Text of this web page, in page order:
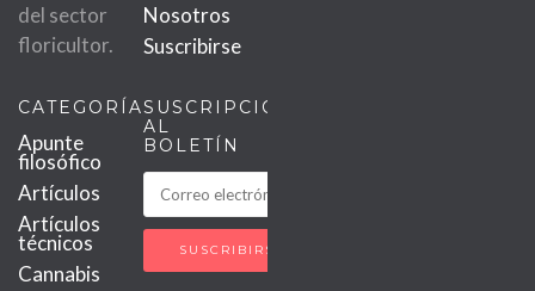
del sector
floricultor.
Nosotros
Suscribirse
CATEGORÍAS
Apunte
filosófico
Artículos
Artículos
técnicos
Cannabis
SUSCRIPCIÓN
AL
BOLETÍN